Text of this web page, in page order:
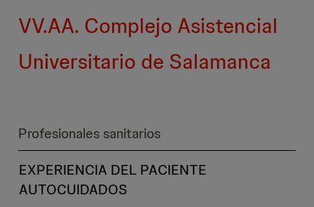
VV.AA. Complejo Asistencial
Universitario de Salamanca
Profesionales sanitarios
EXPERIENCIA DEL PACIENTE
AUTOCUIDADOS